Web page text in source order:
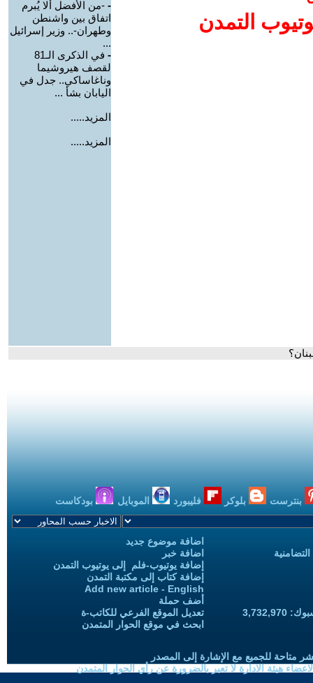
التمدن
- -من الأفضل ألا يُبرم
اتفاق بين واشنطن
وطهران-.. وزير إسرائيل
...
-
في الذكرى الـ81
لقصف هيروشيما
وناغاساكي.. جدل في
اليابان بشأ ...
المزيد.....
المزيد.....
بنترست بلوكر فليبورد الموبايل بودكاست
اضافة موضوع جديد
اضافة خبر
إضافة يوتيوب-فلم إلى يوتيوب التمدن
إضافة كتاب إلى مكتبة التمدن
Add new article - English
أضف حملة
تعديل الموقع الفرعي للكاتب-ة
ابحث في موقع الحوار المتمدن
متاحة للجميع مع الإشارة إلى المصدر
هيئة الادارة لا تعبر بالضرورة عن رأي الحوار المتمدن